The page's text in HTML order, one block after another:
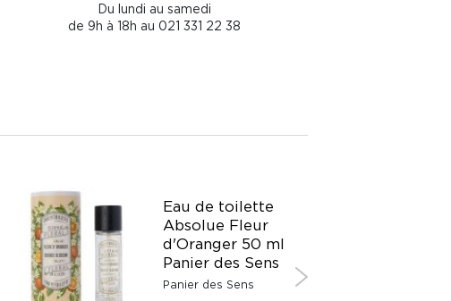
Du lundi au samedi
de 9h à 18h au 021 331 22 38
Eau de toilette
Absolue Fleur
d'Oranger 50 ml
Panier des Sens
Panier des Sens